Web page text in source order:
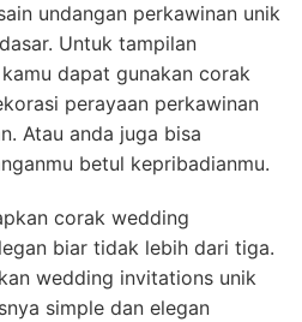
undangan perkawinan unik
Untuk tampilan
dapat gunakan corak
perayaan perkawinan
Atau anda juga bisa
betul kepribadianmu.
corak wedding
biar tidak lebih dari tiga.
wedding invitations unik
simple dan elegan